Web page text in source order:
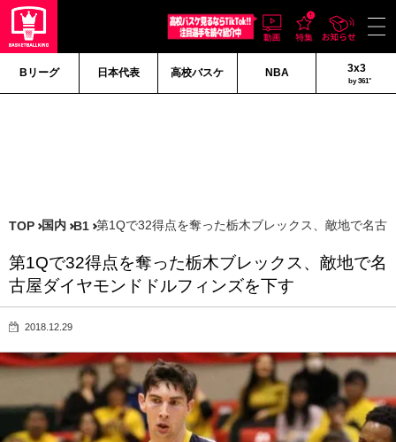
Bリーグ 日本代表 高校バスケ NBA 3x3
by 361°
TOP 国内 B1 第1Qで32得点を奪った栃木ブレックス、敵地で名古
第1Qで32得点を奪った栃木ブレックス、敵地で名
古屋ダイヤモンドドルフィンズを下す
2018.12.29